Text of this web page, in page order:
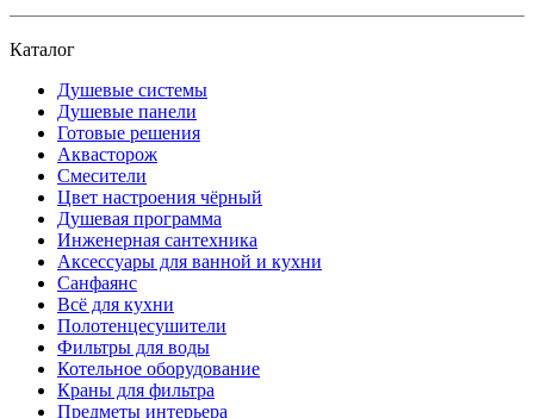
Каталог
Душевые системы
Душевые панели
Готовые решения
Аквасторож
Смесители
Цвет настроения чёрный
Душевая программа
Инженерная сантехника
Аксессуары для ванной и кухни
Санфаянс
Всё для кухни
Полотенцесушители
Фильтры для воды
Котельное оборудование
Краны для фильтра
Предметы интерьера